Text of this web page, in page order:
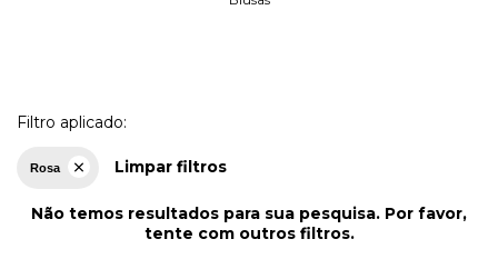
Filtro aplicado:
Rosa Limpar filtros
Não temos resultados para sua pesquisa. Por favor,
tente com outros filtros.